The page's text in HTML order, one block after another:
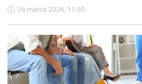
26 marca 2026, 11:50